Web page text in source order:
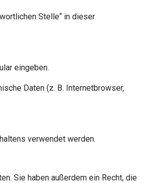
Stelle“ in dieser
eingeben.
Daten (z. B. Internetbrowser,
verwendet werden.
Sie haben außerdem ein Recht, die